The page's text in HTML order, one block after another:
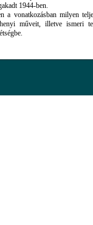
1944-ben.
a vonatkozásban milyen
műveit, illetve ismeri